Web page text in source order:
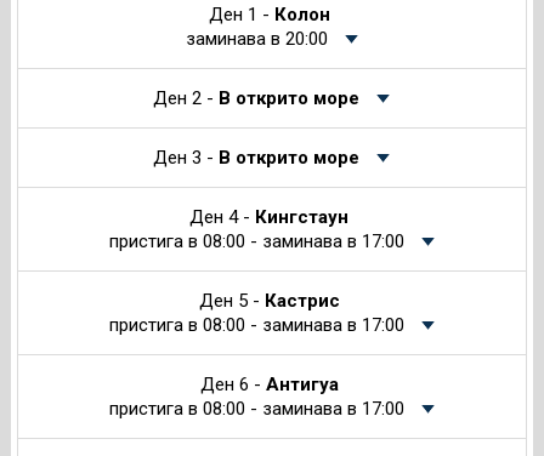
Ден 1 - Колон
заминава в 20:00
Ден 2 - В открито море
Ден 3 - В открито море
Ден 4 - Кингстаун
пристига в 08:00 - заминава в 17:00
Ден 5 - Кастрис
пристига в 08:00 - заминава в 17:00
Ден 6 - Антигуа
пристига в 08:00 - заминава в 17:00